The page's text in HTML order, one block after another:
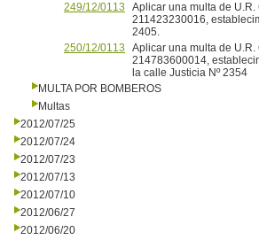
249/12/0113
Aplicar una multa de U.R.
211423230016,
2405.
250/12/0113
Aplicar una multa de U.R.
214783600014,
la calle Justicia Nº 2354
MULTA POR BOMBEROS
Multas
2012/07/25
2012/07/24
2012/07/23
2012/07/13
2012/07/10
2012/06/27
2012/06/20